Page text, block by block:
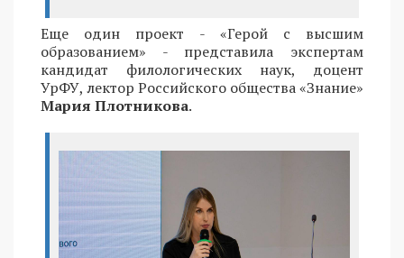
Еще один проект - «Герой с высшим
образованием» - представила экспертам
кандидат филологических наук, доцент
УрФУ, лектор Российского общества «Знание»
Мария Плотникова.